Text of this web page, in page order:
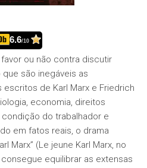
6.6/10
ou não contra discutir
são inegáveis as
de Karl Marx e Friedrich
economia, direitos
do trabalhador e
em fatos reais, o drama
Marx” (Le jeune Karl Marx, no
equilibrar as extensas